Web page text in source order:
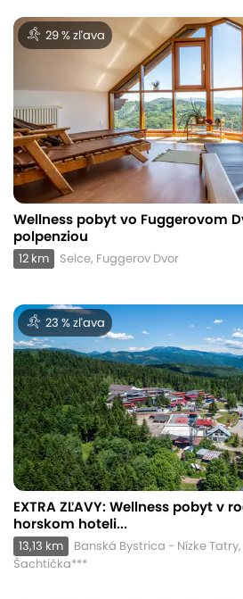
29 % zľava
Wellness pobyt vo Fuggerovom
polpenziou
12 km Selce, Fuggerov Dvor
23 % zľava
EXTRA ZĽAVY: Wellness pobyt v
horskom hoteli...
13,13 km
Banská Bystrica - Nízke
Šachtička***